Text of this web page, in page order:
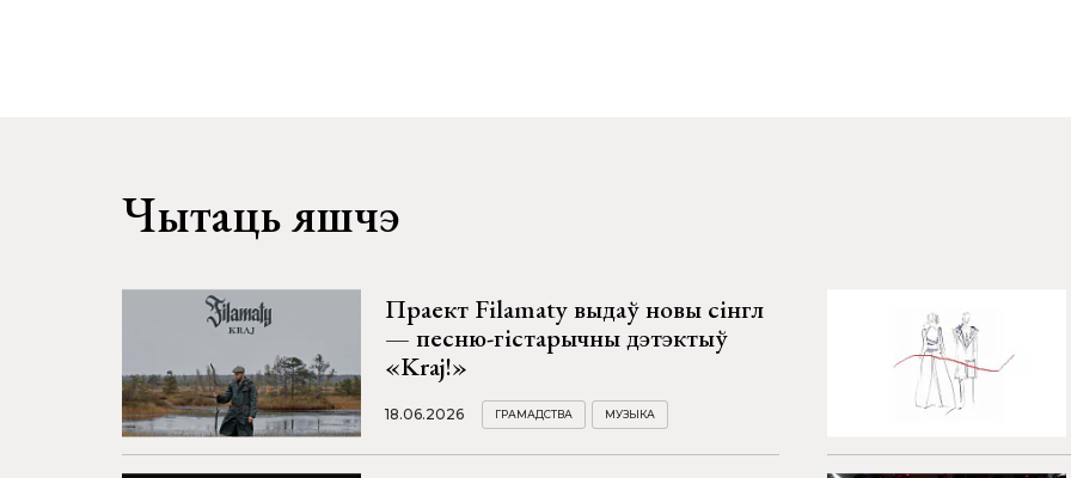
Чытаць яшчэ
Праект Filamaty выдаў новы сінгл
— песню-гістарычны дэтэктыў
«Kraj!»
18.06.2026 ГРАМАДСТВА МУЗЫКА